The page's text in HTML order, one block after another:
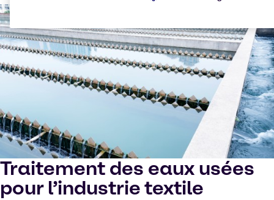
Traitement des eaux usées
pour l’industrie textile